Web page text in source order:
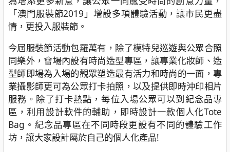
「澳門服裝節2019」增設多項體驗活動，讓市民更盡
情，更投入服裝節。
今屆服裝節活動包羅萬有，除了模特兒巡遊與公眾合照
同樂外，會場內設有時尚造型專區，讓專業化妝師、造
型師即場為入場的觀眾塑造最有活力和時尚的一面，專
業攝影師更可為公眾打卡拍照，以及提供即時沖印相片
服務。除了打卡熱點，每位入場公眾可以到紀念品專
區，利用設計軟件的輔助，即時設計一款個人化Tote
Bag。紀念品專區在不同時段更設有不同的體驗工作
坊，讓大家設計屬於自己的個人化產品!